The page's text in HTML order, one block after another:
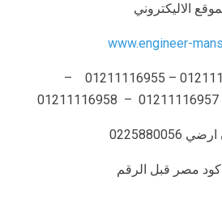
الاليكتروني
www.engineer-
موبايل: 01211116954 – 01211116955 –
0225880056